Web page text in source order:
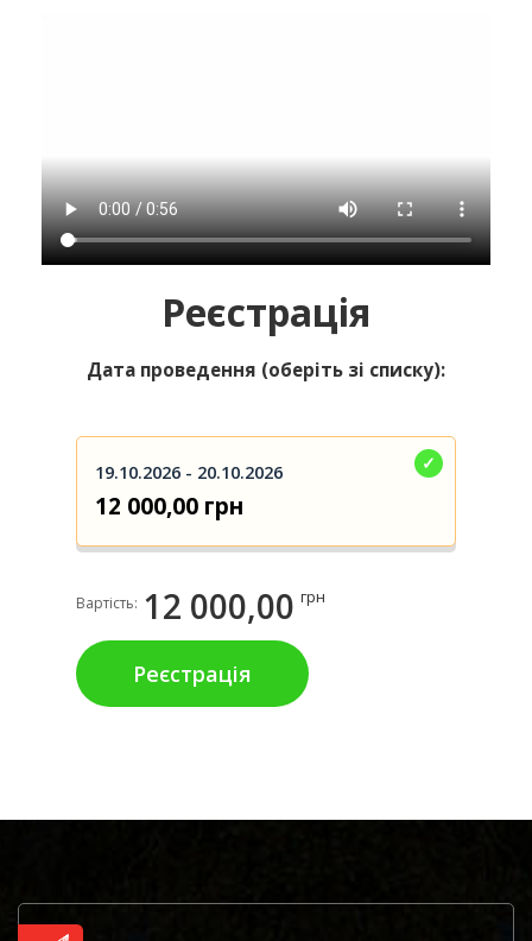
Реєстрація
Дата проведення (оберіть зі списку):
19.10.2026 - 20.10.2026
12 000,00 грн
Вартість: 12 000,00 грн
Реєстрація